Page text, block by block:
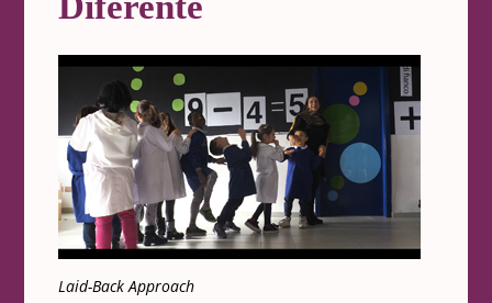
Laid-Back Approach